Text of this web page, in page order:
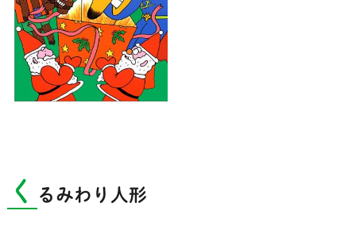
く るみわり人形